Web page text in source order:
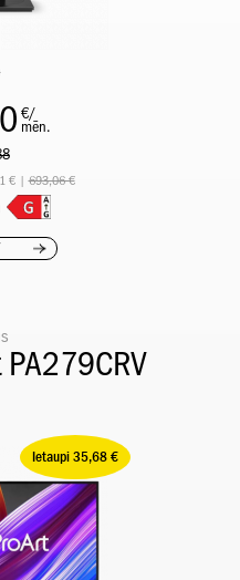
€/
mēn.
€ |693,06 €
Ietaupi 35,68 €